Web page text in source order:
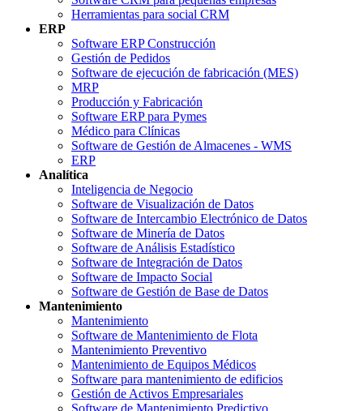
Herramientas para social CRM
ERP
Software ERP Construcción
Gestión de Pedidos
Software de ejecución de fabricación (MES)
MRP
Producción y Fabricación
Software ERP para Pymes
Médico para Clínicas
Software de Gestión de Almacenes - WMS
ERP
Analítica
Inteligencia de Negocio
Software de Visualización de Datos
Software de Intercambio Electrónico de Datos
Software de Minería de Datos
Software de Análisis Estadístico
Software de Integración de Datos
Software de Impacto Social
Software de Gestión de Base de Datos
Mantenimiento
Mantenimiento
Software de Mantenimiento de Flota
Mantenimiento Preventivo
Mantenimiento de Equipos Médicos
Software para mantenimiento de edificios
Gestión de Activos Empresariales